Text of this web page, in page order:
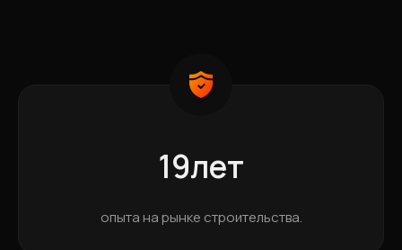
19лет
опыта на рынке строительства.